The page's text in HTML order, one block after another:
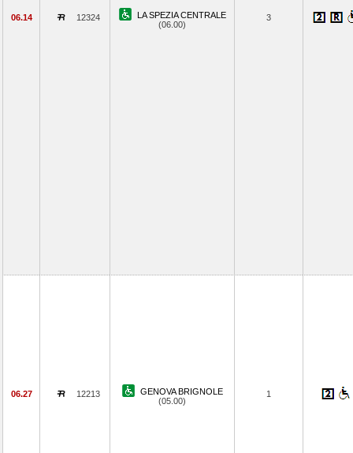
06.14 12324
LA SPEZIA CENTRALE
(06.00)
3
06.27 12213
GENOVA BRIGNOLE
(05.00)
1